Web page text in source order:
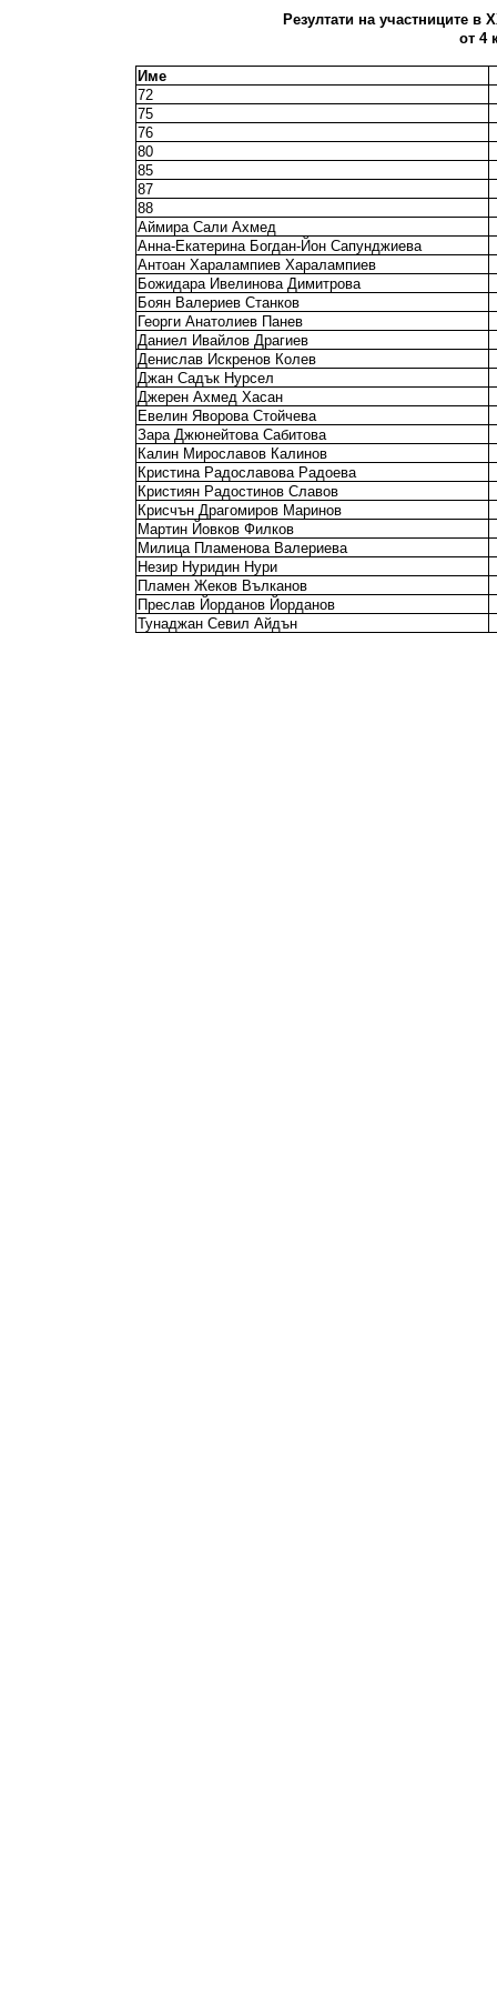
Резултати на участниците в
от 4
Име
72
75
76
80
85
87
88
Аймира Сали Ахмед
Анна-Екатерина Богдан-Йон Сапунджиева
Антоан Харалампиев Харалампиев
Божидара Ивелинова Димитрова
Боян Валериев Станков
Георги Анатолиев Панев
Даниел Ивайлов Драгиев
Денислав Искренов Колев
Джан Садък Нурсел
Джерен Ахмед Хасан
Евелин Яворова Стойчева
Зара Джюнейтова Сабитова
Калин Мирославов Калинов
Кристина Радославова Радоева
Кристиян Радостинов Славов
Крисчън Драгомиров Маринов
Мартин Йовков Филков
Милица Пламенова Валериева
Незир Нуридин Нури
Пламен Жеков Вълканов
Преслав Йорданов Йорданов
Тунаджан Севил Айдън